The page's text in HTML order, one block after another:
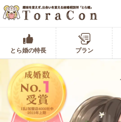
とら婚の特長 プラン